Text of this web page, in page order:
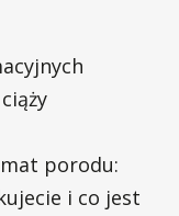
porodu:
i co jest